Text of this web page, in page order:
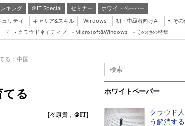
キング ＠IT Special セミナー
ホワイトペーパー
ュリティ キャリア&スキル Windows 初・中級者向けAI
その
Server & Storage
Database Expert
ド クラウドネイティブ Microsoft&Windows その他の特集
る：中国...
てる
[岑康貴， ＠IT]
ホワイトペーパー
クラウド
う解消す